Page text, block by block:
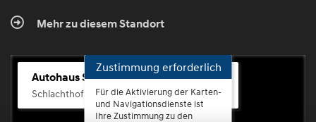
Mehr zu diesem Standort
Autohaus Scherhag
Schlachthofstr. 68, 56073 Koblenz-Rauental
Zustimmung erforderlich
Für die Aktivierung der Karten-
und Navigationsdienste ist
Ihre Zustimmung zu den